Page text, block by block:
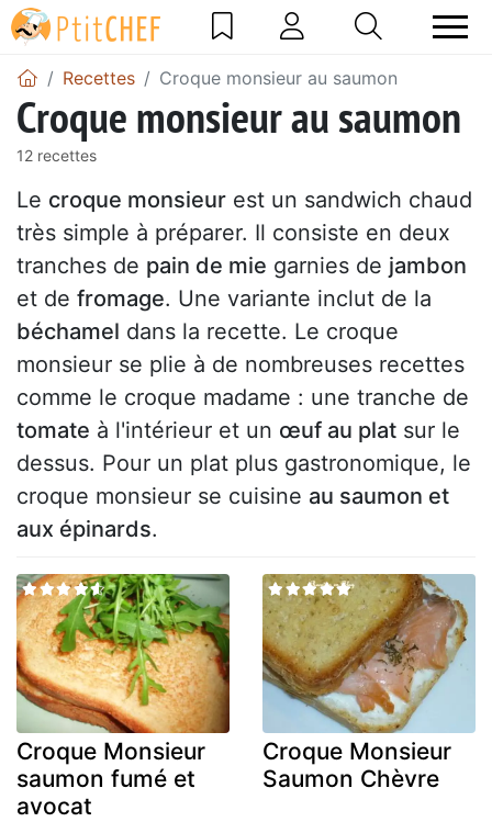
Recettes Croque monsieur au saumon
Croque monsieur au saumon
12 recettes
Le croque monsieur est un sandwich chaud
très simple à préparer. Il consiste en deux
tranches de pain de mie garnies de jambon
et de fromage. Une variante inclut de la
béchamel dans la recette. Le croque
monsieur se plie à de nombreuses recettes
comme le croque madame : une tranche de
tomate à l'intérieur et un œuf au plat sur le
dessus. Pour un plat plus gastronomique, le
croque monsieur se cuisine au saumon et
aux épinards.
Croque Monsieur
saumon fumé et
avocat
Croque Monsieur
Saumon Chèvre